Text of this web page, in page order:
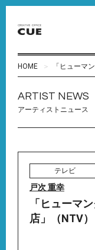
HOME 「ヒューマ
ARTIST NEWS
アーティストニュース
テレビ
戸次 重幸
「ヒューマ
店」（NTV）